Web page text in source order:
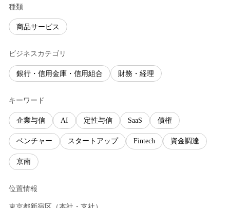
種類
商品サービス
ビジネスカテゴリ
銀行・信用金庫・信用組合 財務・経理
キーワード
企業与信 AI 定性与信 SaaS 債権
ベンチャー スタートアップ Fintech 資金調達
京南
位置情報